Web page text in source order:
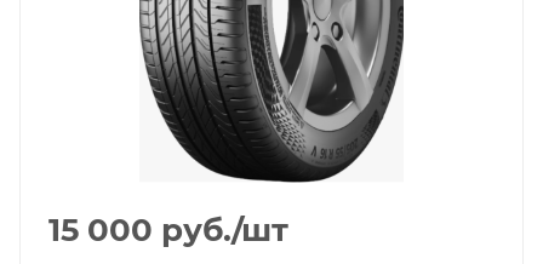
15 000 руб./шт